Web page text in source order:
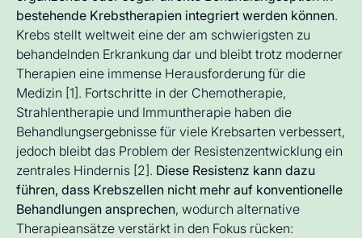
bestehende Krebstherapien integriert werden können.
Krebs stellt weltweit eine der am schwierigsten zu
behandelnden Erkrankung dar und bleibt trotz moderner
Therapien eine immense Herausforderung für die
Medizin [1]. Fortschritte in der Chemotherapie,
Strahlentherapie und Immuntherapie haben die
Behandlungsergebnisse für viele Krebsarten verbessert,
jedoch bleibt das Problem der Resistenzentwicklung ein
zentrales Hindernis [2]. Diese Resistenz kann dazu
führen, dass Krebszellen nicht mehr auf konventionelle
Behandlungen ansprechen, wodurch alternative
Therapieansätze verstärkt in den Fokus rücken: